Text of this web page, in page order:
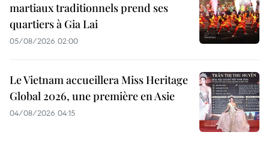
martiaux traditionnels prend ses
quartiers à Gia Lai
05/08/2026 02:00
Le Vietnam accueillera Miss Heritage
Global 2026, une première en Asie
04/08/2026 04:15